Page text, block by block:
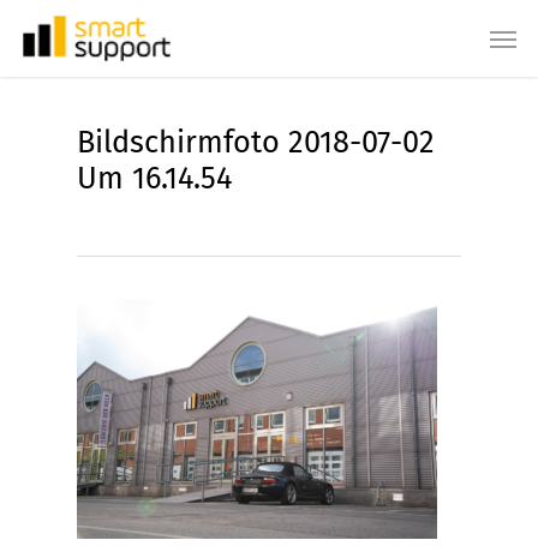
Bildschirmfoto 2018-07-02
Um 16.14.54